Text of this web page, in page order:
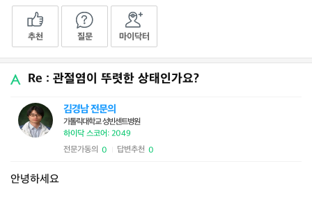
추천 질문 마이닥터
Re : 관절염이 뚜렷한 상태인가요?
김경남 전문의
가톨릭대학교 성빈센트병원
하이닥 스코어: 2049
전문가동의 0 답변추천 0
안녕하세요